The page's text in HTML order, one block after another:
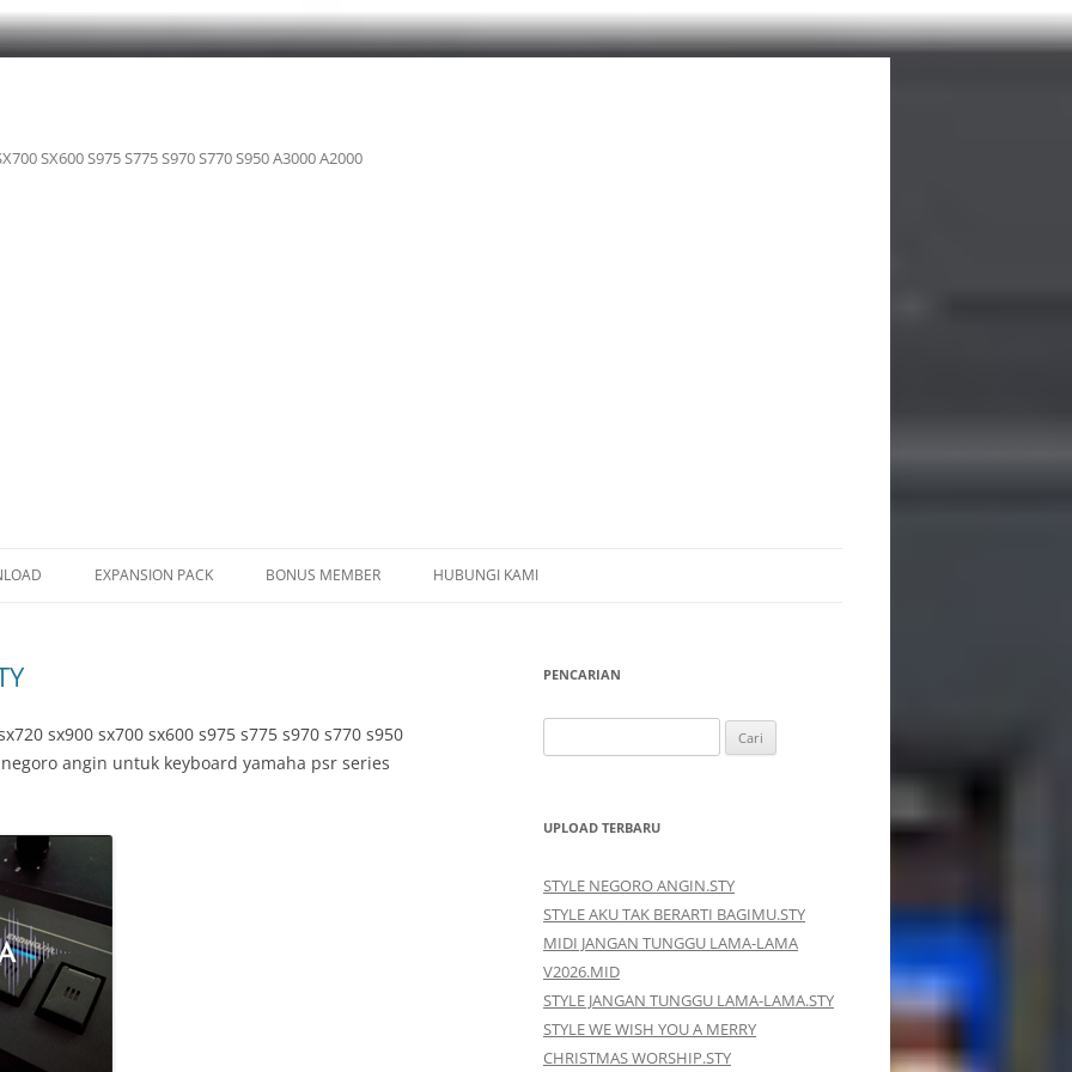
SX600 S975 S775 S970 S770 S950 A3000 A2000
YAMAHA
MEMORY
/ SF2
INFO.N27
SERIES
EXPANSION PACK
PSR S970 S770
BONUS MEMBER HUBUNGI KAMI
sx900 sx700 sx600 s975 s775 s970 s770 s950
angin untuk keyboard yamaha psr series
PENCARIAN
untuk:
UPLOAD TERBARU
STYLE NEGORO ANGIN.STY
STYLE AKU TAK BERARTI BAGIMU.STY
MIDI JANGAN TUNGGU LAMA-LAMA
V2026.MID
STYLE JANGAN TUNGGU LAMA-LAMA.STY
STYLE WE WISH YOU A MERRY
CHRISTMAS WORSHIP.STY